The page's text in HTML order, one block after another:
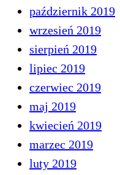
październik 2019
wrzesień 2019
sierpień 2019
lipiec 2019
czerwiec 2019
maj 2019
kwiecień 2019
marzec 2019
luty 2019